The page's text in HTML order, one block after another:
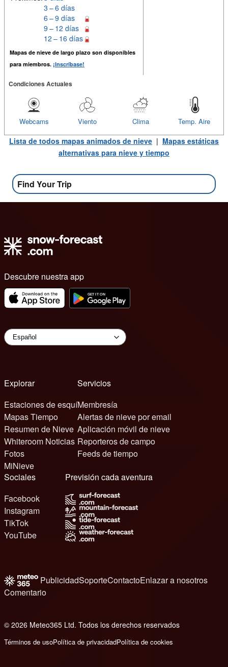
3 – 6 días
6 – 9 días
9 – 12 días
12 – 16 días
Mapas de nieve de largo plazo son disponibles
para miembros. ¡Inscríbase!
Condiciones Actuales
Temp. Aire
Clima
Viento
Webcams
Lista de todos mapas animados de nieve | Mapas estáticas
alternativas para nieve y tiempo
Find Your Trip
Descubre nuestra app
Explorar
Estaciones de esquí
Mapas Tiempo
Resumen de Nieve
Whiteroom Noticias
Fotos
MiNieve
Servicios
Membresía
Alertas de nieve por email
Aplicación móvil de nieve
Reporteros de campo
Feeds de tiempo
Sociales
Facebook
Instagram
TikTok
YouTube
Previsión cada aventura
PublicidadSoporteContactoEnlazar a nosotros
Comentario
© 2026 Meteo365 Ltd. Todos los derechos reservados
Términos de usoPolítica de privacidadPolítica de cookies